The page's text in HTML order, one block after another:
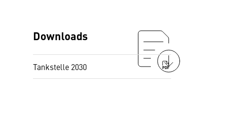
Downloads
Tankstelle 2030 PDF